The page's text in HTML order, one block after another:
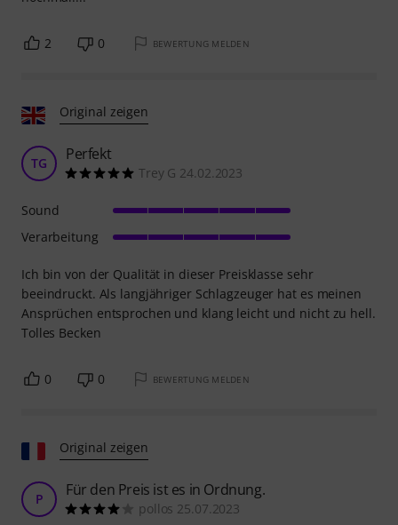
2 0 BEWERTUNG MELDEN
Original zeigen
TG Perfekt
Trey G 24.02.2023
Ich bin von der Qualität in dieser Preisklasse sehr
beeindruckt. Als langjähriger Schlagzeuger hat es meinen
Ansprüchen entsprochen und klang leicht und nicht zu hell.
Tolles Becken
Sound
Verarbeitung
0 0 BEWERTUNG MELDEN
Original zeigen
P Für den Preis ist es in Ordnung.
pollos 25.07.2023